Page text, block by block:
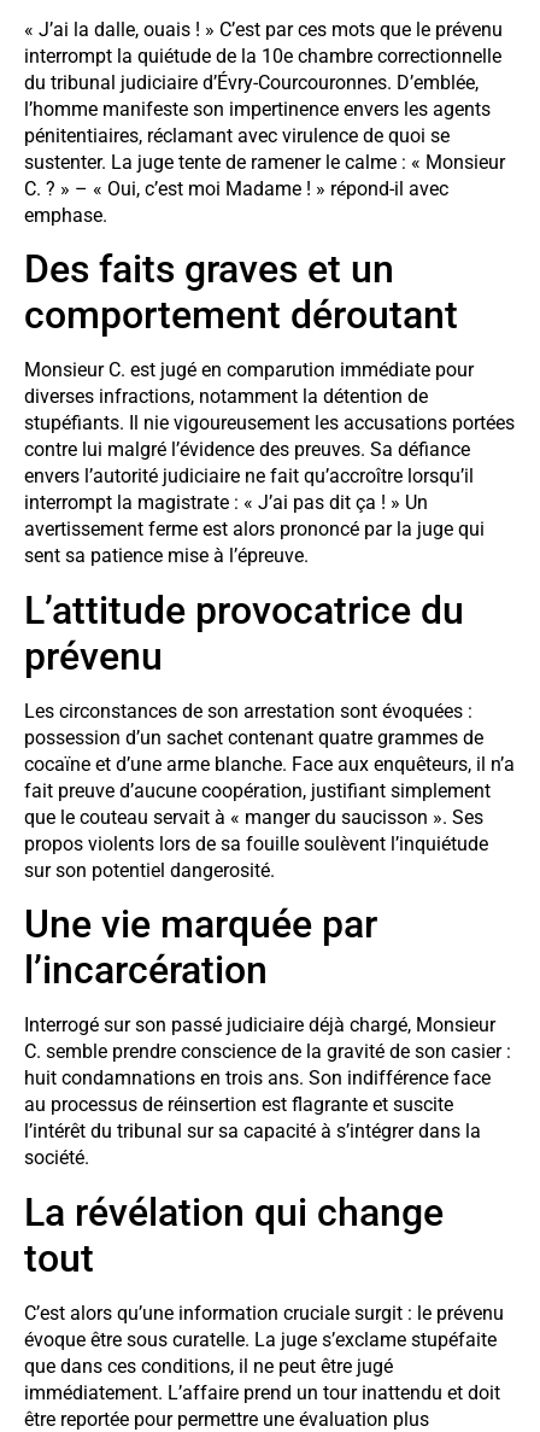
« J’ai la dalle, ouais ! » C’est par ces mots que le prévenu
interrompt la quiétude de la 10e chambre correctionnelle
du tribunal judiciaire d’Évry-Courcouronnes. D’emblée,
l’homme manifeste son impertinence envers les agents
pénitentiaires, réclamant avec virulence de quoi se
sustenter. La juge tente de ramener le calme : « Monsieur
C. ? » – « Oui, c’est moi Madame ! » répond-il avec
emphase.
Des faits graves et un
comportement déroutant
Monsieur C. est jugé en comparution immédiate pour
diverses infractions, notamment la détention de
stupéfiants. Il nie vigoureusement les accusations portées
contre lui malgré l’évidence des preuves. Sa défiance
envers l’autorité judiciaire ne fait qu’accroître lorsqu’il
interrompt la magistrate : « J’ai pas dit ça ! » Un
avertissement ferme est alors prononcé par la juge qui
sent sa patience mise à l’épreuve.
L’attitude provocatrice du
prévenu
Les circonstances de son arrestation sont évoquées :
possession d’un sachet contenant quatre grammes de
cocaïne et d’une arme blanche. Face aux enquêteurs, il n’a
fait preuve d’aucune coopération, justifiant simplement
que le couteau servait à « manger du saucisson ». Ses
propos violents lors de sa fouille soulèvent l’inquiétude
sur son potentiel dangerosité.
Une vie marquée par
l’incarcération
Interrogé sur son passé judiciaire déjà chargé, Monsieur
C. semble prendre conscience de la gravité de son casier :
huit condamnations en trois ans. Son indifférence face
au processus de réinsertion est flagrante et suscite
l’intérêt du tribunal sur sa capacité à s’intégrer dans la
société.
La révélation qui change
tout
C’est alors qu’une information cruciale surgit : le prévenu
évoque être sous curatelle. La juge s’exclame stupéfaite
que dans ces conditions, il ne peut être jugé
immédiatement. L’affaire prend un tour inattendu et doit
être reportée pour permettre une évaluation plus